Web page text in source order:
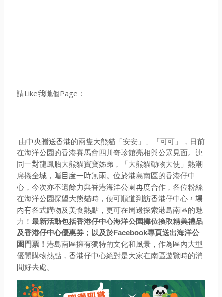
請Like我哋個Page：
由中央贈送香港的兩隻大熊貓「安安」、「可可」， 日前
在海洋公園的香港賽馬會四川奇珍館亮相與公眾見面。 連
同一對龍鳳胎大熊貓寶寶姊弟，「大熊貓動物大使」熱潮
席捲全城， 矚目度一時無兩。 位於港島南區的香港仔中
心，今次亦不遺餘力與香港海洋公園再度合作，各位粉絲
在海洋公園探望大熊貓時，便可順道到訪香港仔中心，場
內有各式購物及 美食熱點， 更可在周邊探索港島南區的魅
力！ 最新活動包括香港仔中心海洋公園攤位換取精美禮品
及香港仔中心優惠券；以及於Facebook專頁送出海洋公
園門票！ 港島南區擁有獨特的文化和風景，作為區內大型
優閒購物熱點， 香港仔中心絕對是大家在南區遊覽時的消
閒好去處。